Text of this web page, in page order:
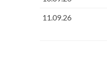
11.09.26